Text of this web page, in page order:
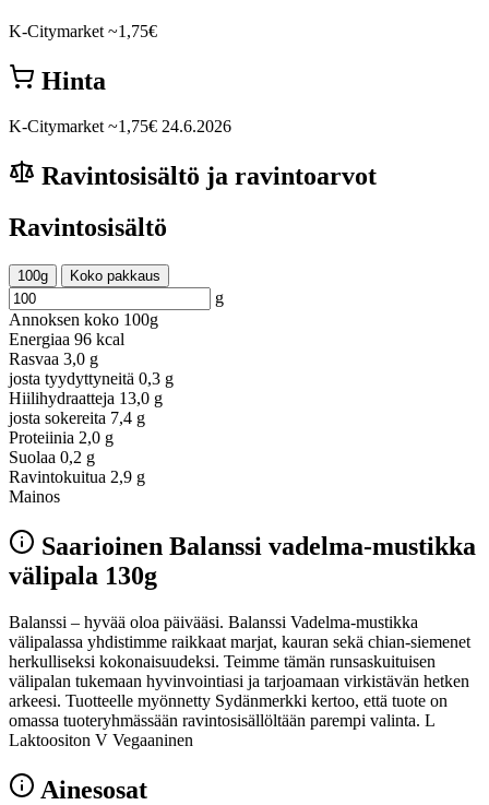
K-Citymarket ~1,75€
Hinta
K-Citymarket ~1,75€ 24.6.2026
Ravintosisältö ja ravintoarvot
Ravintosisältö
100g Koko pakkaus
g
Annoksen koko 100g
Energiaa 96 kcal
Rasvaa 3,0 g
josta tyydyttyneitä 0,3 g
Hiilihydraatteja 13,0 g
josta sokereita 7,4 g
Proteiinia 2,0 g
Suolaa 0,2 g
Ravintokuitua 2,9 g
Mainos
Saarioinen Balanssi vadelma-mustikka
välipala 130g
Balanssi – hyvää oloa päivääsi. Balanssi Vadelma-mustikka
välipalassa yhdistimme raikkaat marjat, kauran sekä chian-siemenet
herkulliseksi kokonaisuudeksi. Teimme tämän runsaskuituisen
välipalan tukemaan hyvinvointiasi ja tarjoamaan virkistävän hetken
arkeesi. Tuotteelle myönnetty Sydänmerkki kertoo, että tuote on
omassa tuoteryhmässään ravintosisällöltään parempi valinta. L
Laktoositon V Vegaaninen
Ainesosat